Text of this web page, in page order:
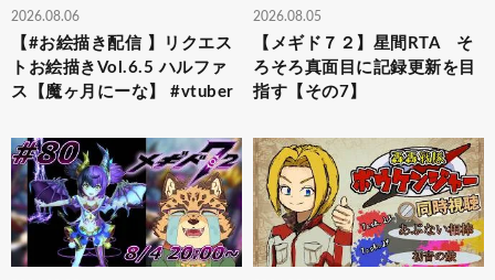
2026.08.06
【#お絵描き配信 】リクエス
トお絵描きVol.6.5 ハルファ
ス【魔ヶ月にーな】 #vtuber
2026.08.05
【メギド７２】星間RTA そ
ろそろ真面目に記録更新を目
指す【その7】